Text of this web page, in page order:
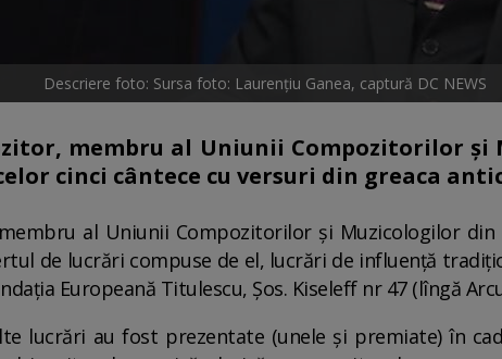
Descriere foto: Sursa foto: Laurențiu Ganea, captură DC NEWS
membru al Uniunii Compozitorilor și
cinci cântece cu versuri din greaca
al Uniunii Compozitorilor și Muzicologilor
de lucrări compuse de el, lucrări de influență
Europeană Titulescu, Șos. Kiseleff nr 47 (lîngă
lucrări au fost prezentate (unele și premiate) în